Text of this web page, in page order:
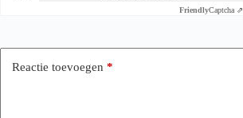
FriendlyCaptcha ⇗
Reactie toevoegen *